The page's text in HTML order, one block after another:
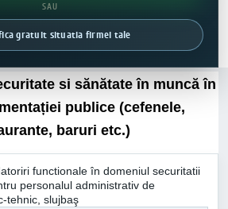
SAU
gratuit situatia firmei tale
si sănătate în muncă în
publice (cefenele,
baruri etc.)
functionale în domeniul securitatii
personalul administrativ de
tehnic, slujbaş